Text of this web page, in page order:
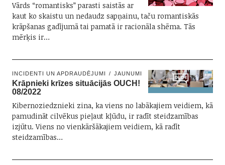
Vārds “romantisks” parasti saistās ar
kaut ko skaistu un nedaudz sapņainu, taču romantiskās
krāpšanas gadījumā tai pamatā ir racionāla shēma. Tās
mērķis ir…
INCIDENTI UN APDRAUDĒJUMI JAUNUMI
Krāpnieki krīzes situācijās OUCH!
08/2022
Kibernoziedznieki zina, ka viens no labākajiem veidiem, kā
pamudināt cilvēkus pieļaut kļūdu, ir radīt steidzamības
izjūtu. Viens no vienkāršākajiem veidiem, kā radīt
steidzamības…